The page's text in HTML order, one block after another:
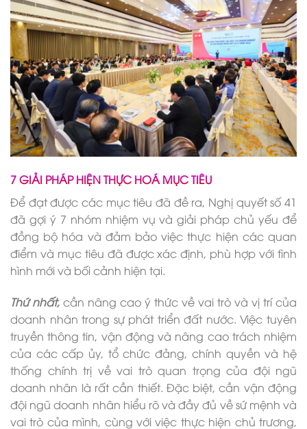
7 GIẢI PHÁP HIỆN THỰC HOÁ MỤC TIÊU
Để đạt được các mục tiêu đã đề ra, Nghị quyết số 41
đã gợi ý 7 nhóm nhiệm vụ và giải pháp chủ yếu để
đồng bộ hóa và đảm bảo việc thực hiện các quan
điểm và mục tiêu đã được xác định, phù hợp với tình
hình mới và bối cảnh hiện tại.
Thứ nhất, cần nâng cao ý thức về vai trò và vị trí của
doanh nhân trong sự phát triển đất nước. Việc tuyên
truyền thông tin, vận động và nâng cao trách nhiệm
của các cấp ủy, tổ chức đảng, chính quyền và hệ
thống chính trị về vai trò quan trọng của đội ngũ
doanh nhân là rất cần thiết. Đặc biệt, cần vận động
đội ngũ doanh nhân hiểu rõ và đầy đủ về sứ mệnh và
vai trò của mình, cùng với việc thực hiện chủ trương,